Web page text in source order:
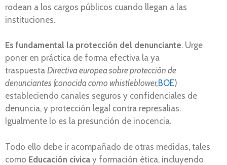
rodean a los cargos públicos cuando llegan a las
instituciones.
Es fundamental la protección del denunciante. Urge
poner en práctica de forma efectiva la ya
traspuesta Directiva europea sobre protección de
denunciantes (conocida como whistleblower,BOE)
estableciendo canales seguros y confidenciales de
denuncia, y protección legal contra represalias.
Igualmente lo es la presunción de inocencia.
Todo ello debe ir acompañado de otras medidas, tales
como Educación cívica y formación ética, incluyendo